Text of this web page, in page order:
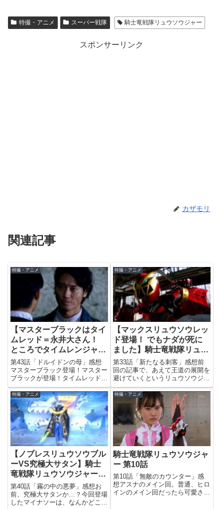
特撮・アニメ スーパー戦隊 騎士竜戦隊リュウソウジャー
スポンサーリンク
カザモリ
関連記事
特撮・アニメ
【マスターブラックはタイ
ムレッド＝永井大さん！
ところでタイムレンジャー
が20年前ってヤバくな
い？】騎士竜戦隊リュウソ
ウジャー 第43話
第43話「ドルイドンの母」感想
マスターブラック登場！マスター
ブラックが登場！タイムレッド＝
浅見竜也でお馴染みの永井大さん
が、戦隊に帰ってきました！とこ
ろでタイムレンジャーって「未来
戦隊」って言うくらいだからメチ
ャクチャ最近の戦隊のイメージ
が...
特撮・アニメ
【マックスリュウソウレッ
ド登場！ でもナダが死に
ました】騎士竜戦隊リュウ
ソウジャー 第33話
第33話「新たなる刺客」感想前
回の記事で、あえて王道の展開を
避けていくというリュウソウジャ
ーらしさなのかなぁと書いたので
すが、今回こそがまさに、そのリ
ュウソウジャーらしさを痛感する
回だったかなと思いました。仲間
になったキャラがその次の回で
死...
特撮・アニメ
【ノブレスリュウソウブル
ーVS究極大サタン】騎士
竜戦隊リュウソウジャー
第40話
第40話「霧の中の悪夢」感想お
前、究極大サタンか…？今回登場
したマイナソーは、なんかどこか
特撮・アニメ
騎士竜戦隊リュウソウジャ
ー 第10話
第10話「無敵のカウンター」感
想アスナのメイン回。普通、ヒロ
インのメイン回だったら可愛さに